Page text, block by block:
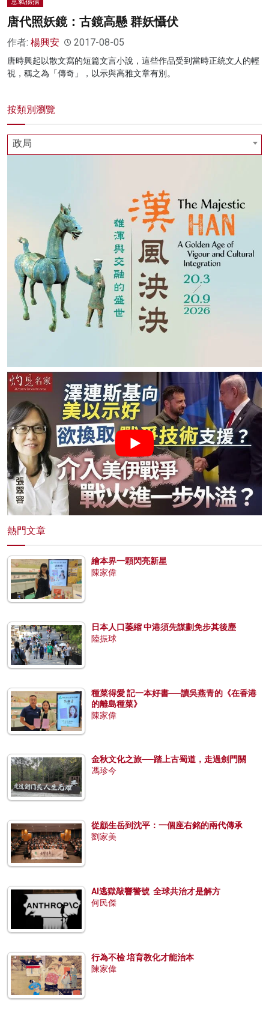
唐代照妖鏡：古鏡高懸 群妖懾伏
作者: 楊興安 2017-08-05
唐時興起以散文寫的短篇文言小說，這些作品受到當時正統文人的輕
視，稱之為「傳奇」，以示與高雅文章有別。
按類別瀏覽
政局
熱門文章
繪本界一顆閃亮新星
陳家偉
日本人口萎縮 中港須先謀劃免步其後塵
陸振球
種菜得愛 記一本好書──讀吳燕青的《在香港
的離島種菜》
陳家偉
金秋文化之旅──踏上古蜀道，走過劍門關
馮珍今
從顧生岳到沈平：一個座右銘的兩代傳承
劉家美
AI逃獄敲響警號 全球共治才是解方
何民傑
行為不檢 培育教化才能治本
陳家偉